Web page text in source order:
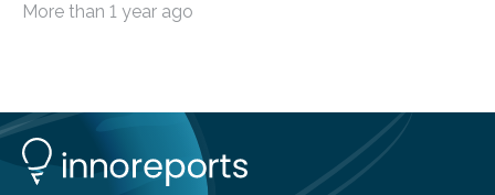
innovative DatenverarbeitungDie Agentur für
Entwicklung von Technologien zur gezielten
Datenreduktion und Rekonstruktion in schwierigen
Kommunikationsumgebungen. Das Event dient der
More than 1 year ago